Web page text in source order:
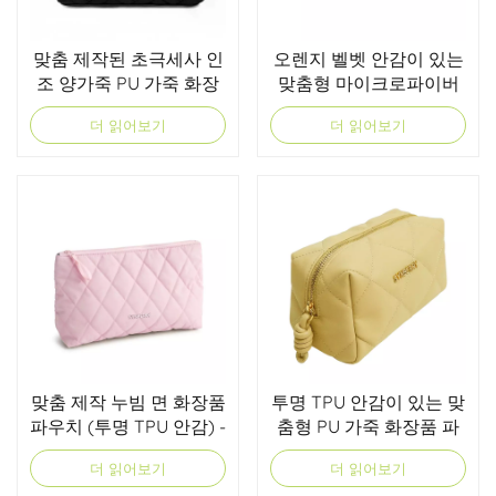
맞춤 제작된 초극세사 인
조 양가죽 PU 가죽 화장
품 가방 (방수 및 방오 기
능 포함)
더 읽어보기
오렌지 벨벳 안감이 있는
맞춤형 마이크로파이버
가죽 화장품 파우치 - 고
급 소매 및 선물용 프리미
더 읽어보기
맞춤 제작 누빔 면 화장품
파우치 (투명 TPU 안감) -
소매 및 라이프스타일 브
랜드에 적합한 부드러운
더 읽어보기
투명 TPU 안감이 있는 맞
춤형 PU 가죽 화장품 파
우치
더 읽어보기